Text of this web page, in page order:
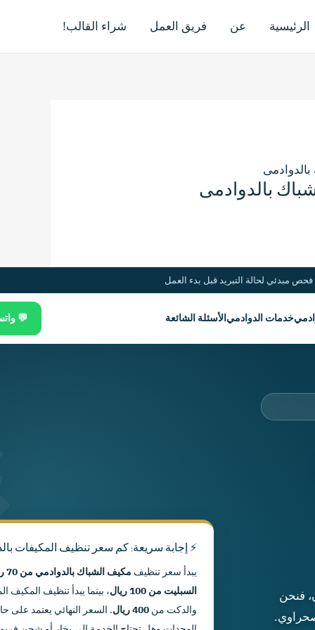
الرئيسية عن فريق العمل شراء القالب!
خدمات الدوادميالأسئلة الشائعة 💬
فنحن
⚡ إجابة سريعة: كم سعر تنظيف المكيفات
يبدأ سعر تنظيف مكيف الشباك بالدوادمي من 70 ريالًا
السبليت من 100 ريال
، بينما يبدأ تنظيف
والدكت من400 ريال
. السعر النهائي يعتمد على